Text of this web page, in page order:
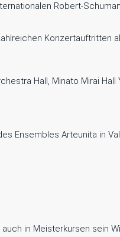
Robert-
Konzertauftritten
Hall, Minato Mirai Hall
Ensembles Arteunita in
in Meisterkursen sein